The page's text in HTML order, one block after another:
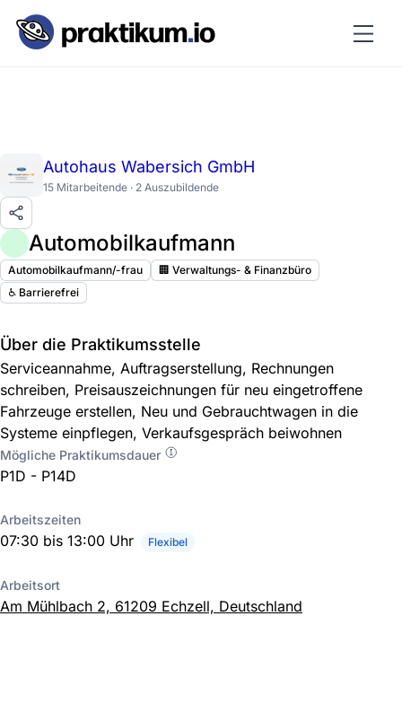
Autohaus Wabersich GmbH
15 Mitarbeitende · 2 Auszubildende
Automobilkaufmann
Automobilkaufmann/-frau
🏢 Verwaltungs- & Finanzbüro
♿️ Barrierefrei
Über die Praktikumsstelle
Serviceannahme, Auftragserstellung, Rechnungen
schreiben, Preisauszeichnungen für neu eingetroffene
Fahrzeuge erstellen, Neu und Gebrauchtwagen in die
Systeme einpflegen, Verkaufsgespräch beiwohnen
Mögliche Praktikumsdauer
P1D - P14D
Arbeitszeiten
07:30 bis 13:00 Uhr Flexibel
Arbeitsort
Am Mühlbach 2, 61209 Echzell, Deutschland